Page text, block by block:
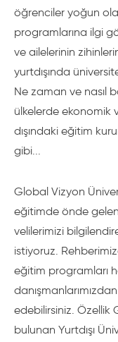
öğrenciler yoğun
programlarına ilgi
ve ailelerinin
yurtdışında
Ne zaman ve nasıl
ülkelerde ekonomik
dışındaki eğitim
gibi...
Global Vizyon
eğitimde önde
velilerimizi
istiyoruz.
eğitim programları
edebilirsiniz. Özellik
bulunan Yurtdışı